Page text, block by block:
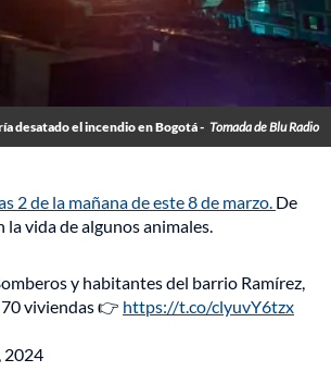
desatado el incendio en Bogotá - Tomada de Blu Radio
2 de la mañana de este 8 de marzo. De
vida de algunos animales.
y habitantes del barrio Ramírez,
70 viviendas 👉 https://t.co/clyuvY6tzx
2024